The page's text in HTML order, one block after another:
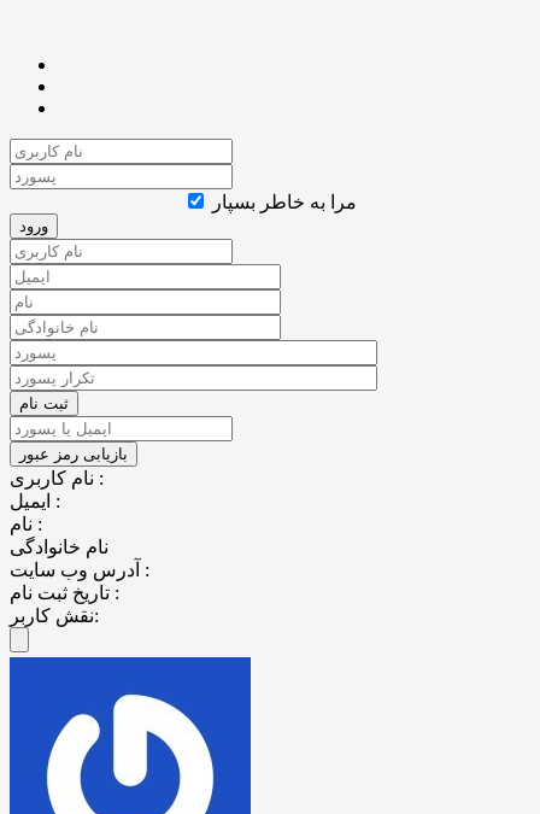
مرا به خاطر بسپار
نام کاربری :
ایمیل :
نام :
نام خانوادگی
آدرس وب سایت :
تاریخ ثبت نام :
نقش کاربر: